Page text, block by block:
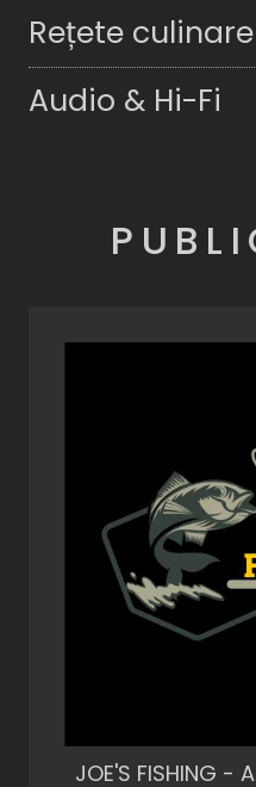
Rețete culinare
Audio & Hi-Fi
JOE'S FISHING -